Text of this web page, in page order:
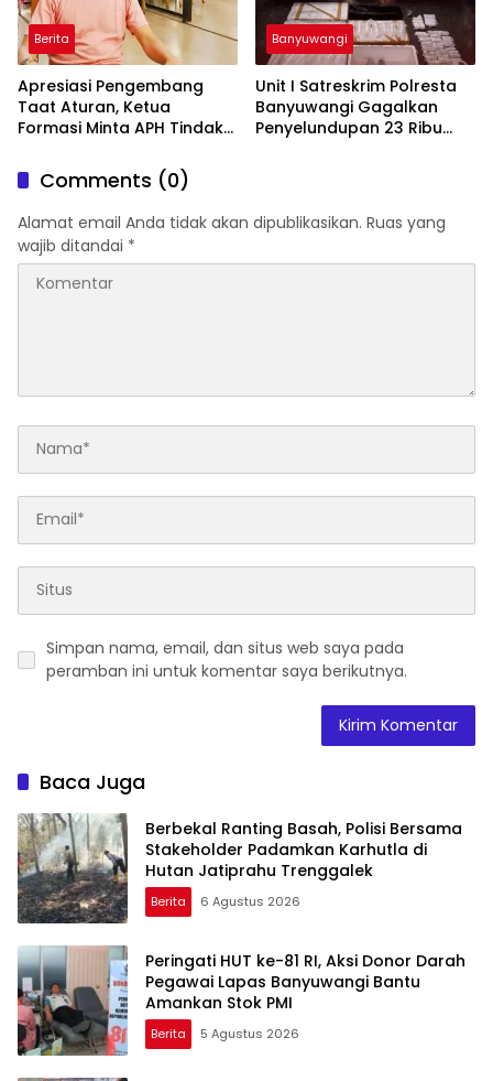
Berita
Apresiasi Pengembang
Taat Aturan, Ketua
Formasi Minta APH Tindak
Pertanyakan Perizinan di
Gambor
Banyuwangi
Unit I Satreskrim Polresta
Banyuwangi Gagalkan
Penyelundupan 23 Ribu
Comments (0)
Alamat email Anda tidak akan dipublikasikan. Ruas yang
wajib ditandai *
Simpan nama, email, dan situs web saya pada
peramban ini untuk komentar saya berikutnya.
Baca Juga
Berbekal Ranting Basah, Polisi Bersama
Stakeholder Padamkan Karhutla di
Hutan Jatiprahu Trenggalek
Berita 6 Agustus 2026
Peringati HUT ke-81 RI, Aksi Donor Darah
Pegawai Lapas Banyuwangi Bantu
Amankan Stok PMI
Berita 5 Agustus 2026